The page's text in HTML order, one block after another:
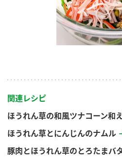
関連レシピ
ほうれん草の和風ツナコーン和
ほうれん草とにんじんのナムル
豚肉とほうれん草のとろたまバ